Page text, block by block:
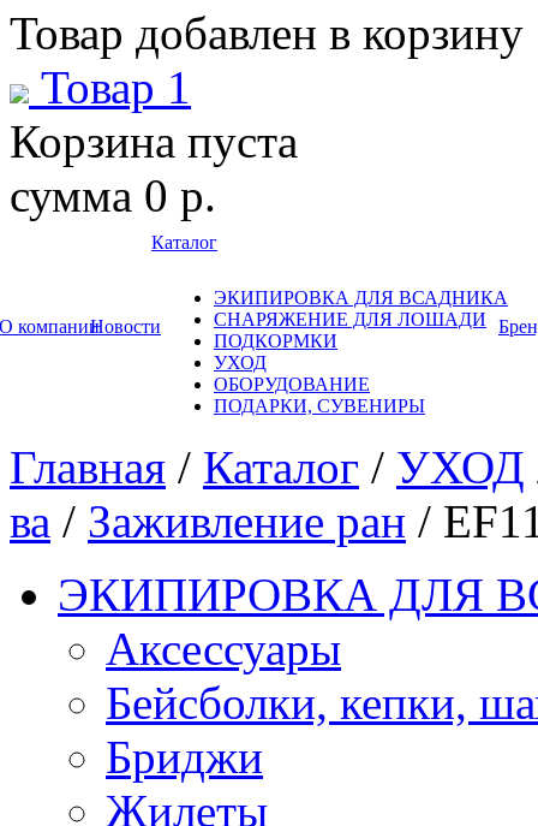
Товар добавлен в корзину
Товар 1
Корзина пуста
сумма 0 р.
О компанииНовости
Каталог
ЭКИПИРОВКА ДЛЯ ВСАДНИКА
СНАРЯЖЕНИЕ ДЛЯ ЛОШАДИ
ПОДКОРМКИ
УХОД
ОБОРУДОВАНИЕ
ПОДАРКИ, СУВЕНИРЫ
Главная / Каталог / УХОД
ва / Заживление ран /
ЭКИПИРОВКА ДЛЯ
Аксессуары
Бейсболки, кепки,
Бриджи
Жилеты